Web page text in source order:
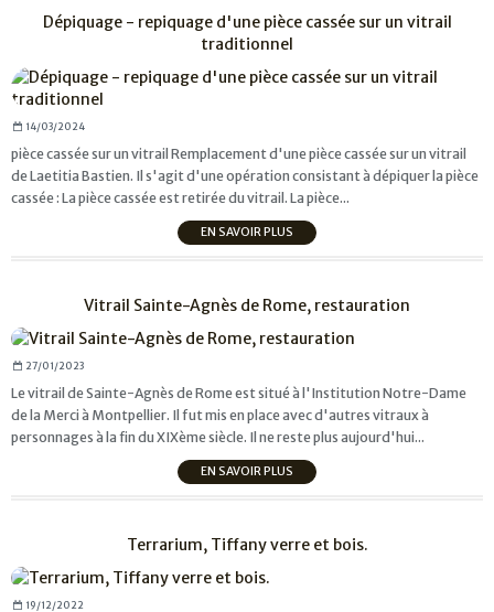
Dépiquage - repiquage d'une pièce cassée sur un vitrail
traditionnel
14/03/2024
pièce cassée sur un vitrail Remplacement d'une pièce cassée sur un vitrail
de Laetitia Bastien. Il s'agit d'une opération consistant à dépiquer la pièce
cassée : La pièce cassée est retirée du vitrail. La pièce...
EN SAVOIR PLUS
Vitrail Sainte-Agnès de Rome, restauration
27/01/2023
Le vitrail de Sainte-Agnès de Rome est situé à l'Institution Notre-Dame
de la Merci à Montpellier. Il fut mis en place avec d'autres vitraux à
personnages à la fin du XIXème siècle. Il ne reste plus aujourd'hui...
EN SAVOIR PLUS
Terrarium, Tiffany verre et bois.
19/12/2022